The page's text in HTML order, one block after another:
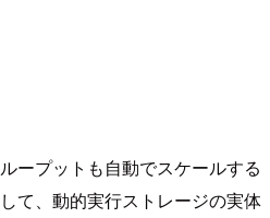
ープットも自動でスケールする
て、動的実行ストレージの実体